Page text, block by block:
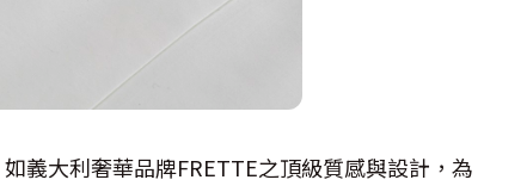
大利奢華品牌FRETTE之頂級質感與設計，為